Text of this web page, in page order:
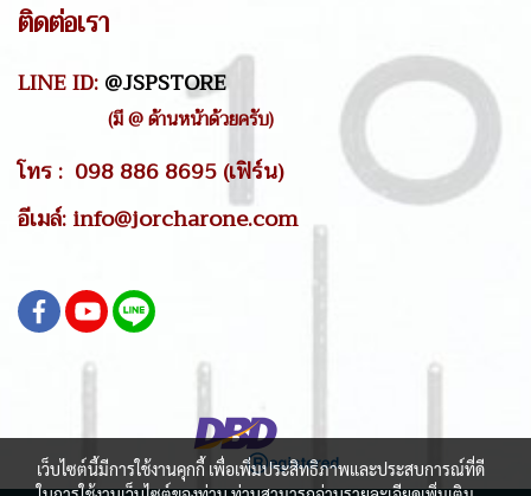
ติดต่อเรา
LINE ID:@JSPSTORE
(มี @ ด้านหน้าด้วยครับ)
โทร : 098 886 8695 (เฟิร์น)
อีเมล์: info@jorcharone.com
เว็บไซต์นี้มีการใช้งานคุกกี้ เพื่อเพิ่มประสิทธิภาพและประสบการณ์ที่ดี